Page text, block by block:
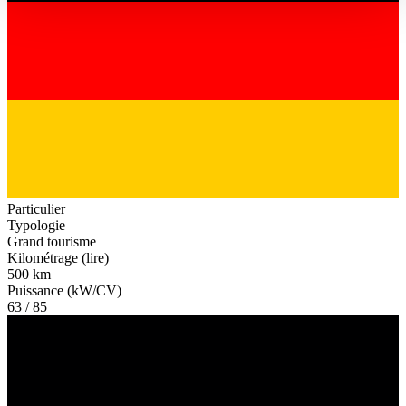
Particulier
Typologie
Grand tourisme
Kilométrage (lire)
500 km
Puissance (kW/CV)
63 / 85